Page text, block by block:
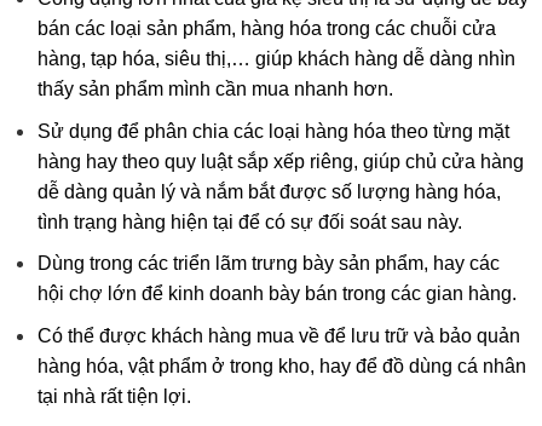
bán các loại sản phẩm, hàng hóa trong các chuỗi cửa
hàng, tạp hóa, siêu thị,… giúp khách hàng dễ dàng nhìn
thấy sản phẩm mình cần mua nhanh hơn.
Sử dụng để phân chia các loại hàng hóa theo từng mặt
hàng hay theo quy luật sắp xếp riêng, giúp chủ cửa hàng
dễ dàng quản lý và nắm bắt được số lượng hàng hóa,
tình trạng hàng hiện tại để có sự đối soát sau này.
Dùng trong các triển lãm trưng bày sản phẩm, hay các
hội chợ lớn để kinh doanh bày bán trong các gian hàng.
Có thể được khách hàng mua về để lưu trữ và bảo quản
hàng hóa, vật phẩm ở trong kho, hay để đồ dùng cá nhân
tại nhà rất tiện lợi.